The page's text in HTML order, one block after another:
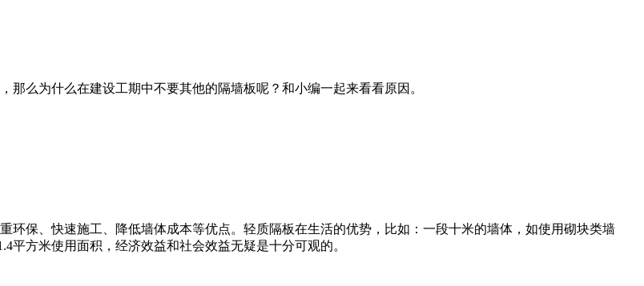
那么为什么在建设工期中不要其他的隔墙板呢？和小编一起来看看原因。
保、快速施工、降低墙体成本等优点。轻质隔板在生活的优势，比如：一段十米的墙体，如使用砌块类墙
平方米使用面积，经济效益和社会效益无疑是十分可观的。